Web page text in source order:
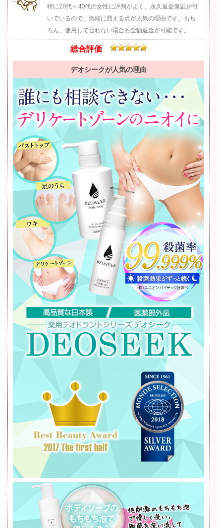
特に20代～40代の女性に評判がよく、永久返金保証が付
いているので、気軽に買える点が人気の理由です。もち
ろん、使用して合わない場合も全額返金が可能です。
総合評価
デオシークが人気の理由